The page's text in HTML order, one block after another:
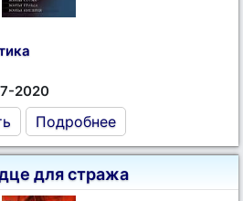
2020
Подробнее
для стража